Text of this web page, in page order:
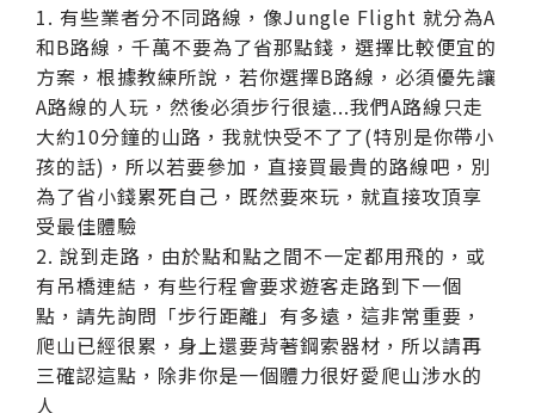
1. 有些業者分不同路線，像Jungle Flight 就分為A
和B路線，千萬不要為了省那點錢，選擇比較便宜的
方案，根據教練所說，若你選擇B路線，必須優先讓
A路線的人玩，然後必須步行很遠...我們A路線只走
大約10分鐘的山路，我就快受不了了(特別是你帶小
孩的話)，所以若要參加，直接買最貴的路線吧，別
為了省小錢累死自己，既然要來玩，就直接攻頂享
受最佳體驗
2. 說到走路，由於點和點之間不一定都用飛的，或
有吊橋連結，有些行程會要求遊客走路到下一個
點，請先詢問「步行距離」有多遠，這非常重要，
爬山已經很累，身上還要背著鋼索器材，所以請再
三確認這點，除非你是一個體力很好愛爬山涉水的
人